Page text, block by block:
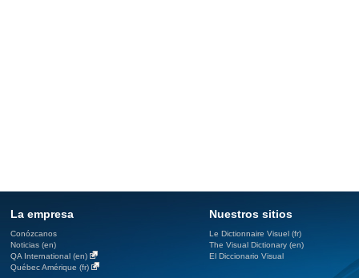
La empresa
Conózcanos
Noticias (en)
QA International (en)
Québec Amérique (fr)
Nuestros sitios
Le Dictionnaire Visuel (fr)
The Visual Dictionary (en)
El Diccionario Visual